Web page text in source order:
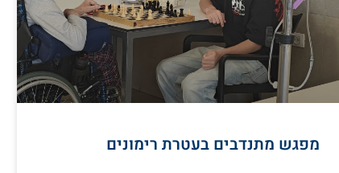
מפגש מתנדבים בעטרת רימונים